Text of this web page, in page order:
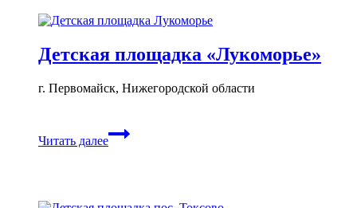
«Изумрудный
Детская площадка «Лукоморье»
г. Первомайск, Нижегородской области
Читать далее
Детская
площадка